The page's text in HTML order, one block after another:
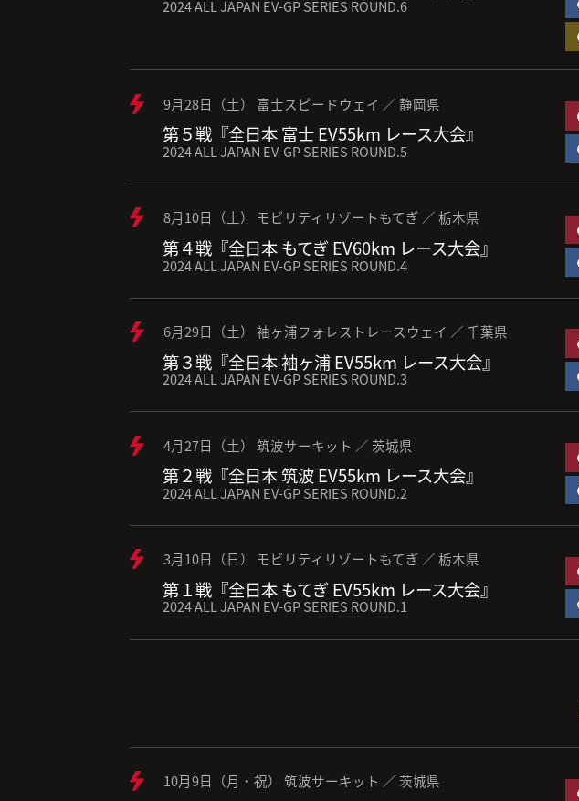
2024 ALL JAPAN EV-GP SERIES ROUND.6
9月28日（土） 富士スピードウェイ ／ 静岡県
第５戦『全日本 富士 EV55km レース大会』
2024 ALL JAPAN EV-GP SERIES ROUND.5
8月10日（土） モビリティリゾートもてぎ ／ 栃木県
第４戦『全日本 もてぎ EV60km レース大会』
2024 ALL JAPAN EV-GP SERIES ROUND.4
6月29日（土） 袖ヶ浦フォレストレースウェイ ／ 千葉県
第３戦『全日本 袖ヶ浦 EV55km レース大会』
2024 ALL JAPAN EV-GP SERIES ROUND.3
4月27日（土） 筑波サーキット ／ 茨城県
第２戦『全日本 筑波 EV55km レース大会』
2024 ALL JAPAN EV-GP SERIES ROUND.2
3月10日（日） モビリティリゾートもてぎ ／ 栃木県
第１戦『全日本 もてぎ EV55km レース大会』
2024 ALL JAPAN EV-GP SERIES ROUND.1
10月9日（月・祝） 筑波サーキット ／ 茨城県